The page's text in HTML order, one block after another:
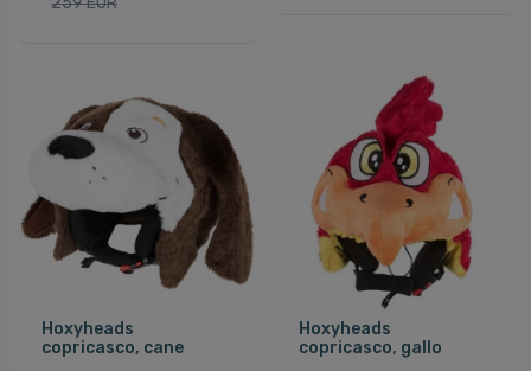
Hoxyheads
copricasco, cane
Hoxyheads
copricasco, gallo